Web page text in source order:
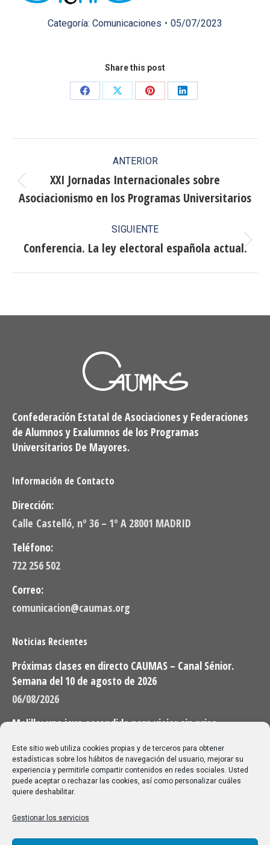
Este sitio web utiliza cookies propias y de terceros para obtener
estadísticas sobre los hábitos de navegación del usuario, mejorar su
experiencia y permitirle compartir contenidos en redes sociales. Usted
puede aceptar o rechazar las cookies, así como personalizar cuáles
quiere deshabilitar.
Gestionar los servicios
Categoría: Comunicaciones 05/07/2023
Share this post
Share
Share
Share
Share
entre
publicaciones
ANTERIOR
Publicación
anterior:
XXI Jornadas Internacionales sobre
Asociacionismo en los Programas Universitarios
SIGUIENTE
Publicación
Conferencia. La ley electoral española actual.
Confederación Estatal de Asociaciones y Federaciones
de Alumnos y Exalumnos de los Programas
Universitarios De Mayores.
Información de Contacto
Dirección:
Calle Castelló, nº 36 – 1º A 28001 MADRID
Teléfono:
722 256 502
Correo:
comunicacion@caumas.org
Noticias Recientes
Próximas clases en directo CAUMAS – Canal Sénior.
Semana del 10 de agosto de 2026
06/08/2026
Melilla: una joya escondida para viajar sin prisa
Buscar
Buscar:
Aviso Legal|Política de privacidad|Política de cookies